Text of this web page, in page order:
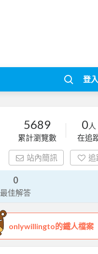
登
5689
累計瀏覽數
0人
在追
站內簡訊 追
0
最佳解答
onlywillingto的鐵人檔案